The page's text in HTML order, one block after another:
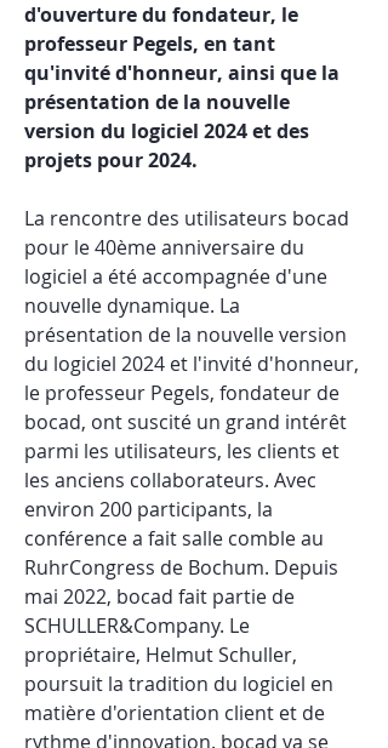
d'ouverture du fondateur, le
professeur Pegels, en tant
qu'invité d'honneur, ainsi que la
présentation de la nouvelle
version du logiciel 2024 et des
projets pour 2024.
La rencontre des utilisateurs bocad
pour le 40ème anniversaire du
logiciel a été accompagnée d'une
nouvelle dynamique. La
présentation de la nouvelle version
du logiciel 2024 et l'invité d'honneur,
le professeur Pegels, fondateur de
bocad, ont suscité un grand intérêt
parmi les utilisateurs, les clients et
les anciens collaborateurs. Avec
environ 200 participants, la
conférence a fait salle comble au
RuhrCongress de Bochum. Depuis
mai 2022, bocad fait partie de
SCHULLER&Company. Le
propriétaire, Helmut Schuller,
poursuit la tradition du logiciel en
matière d'orientation client et de
rythme d'innovation. bocad va se